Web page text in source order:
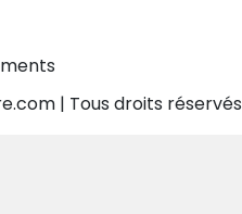
| Tous droits réservés